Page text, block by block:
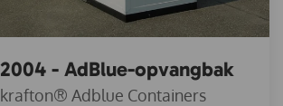
2004 - AdBlue-opvangbak
krafton® Adblue Containers